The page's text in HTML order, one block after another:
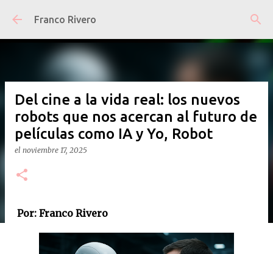
Ir al contenido principal
Franco Rivero
Del cine a la vida real: los nuevos
robots que nos acercan al futuro de
películas como IA y Yo, Robot
el noviembre 17, 2025
Por: Franco Rivero